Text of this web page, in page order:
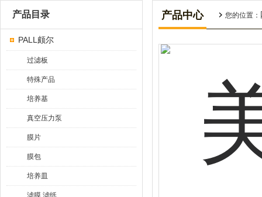
产品目录
PALL颇尔
过滤板
特殊产品
培养基
真空压力泵
膜片
膜包
培养皿
滤膜 滤纸
产品中心 您的位置：